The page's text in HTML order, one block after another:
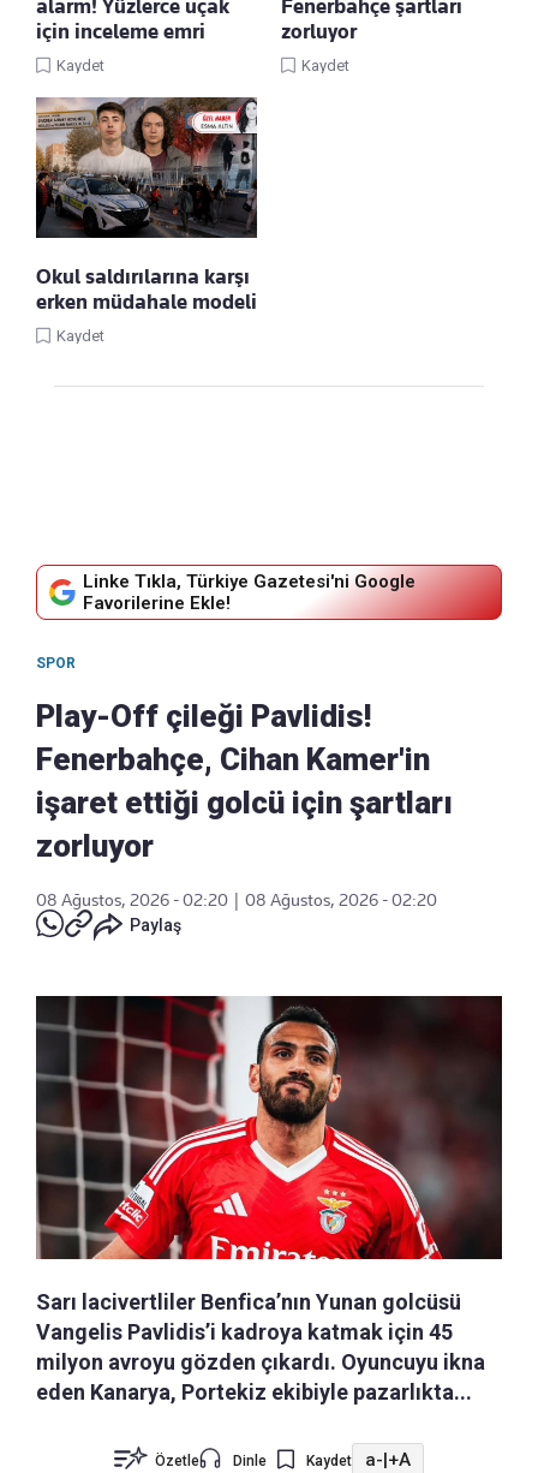
alarm! Yüzlerce uçak
için inceleme emri
Kaydet
Fenerbahçe şartları
zorluyor
Kaydet
Okul saldırılarına karşı
erken müdahale modeli
Kaydet
Linke Tıkla, Türkiye Gazetesi'ni Google
Favorilerine Ekle!
SPOR
Play-Off çileği Pavlidis!
Fenerbahçe, Cihan Kamer'in
işaret ettiği golcü için şartları
zorluyor
08 Ağustos, 2026 - 02:20
08 Ağustos, 2026 - 02:20
Paylaş
Sarı lacivertliler Benfica’nın Yunan golcüsü
Vangelis Pavlidis’i kadroya katmak için 45
milyon avroyu gözden çıkardı. Oyuncuyu ikna
eden Kanarya, Portekiz ekibiyle pazarlıkta...
Özetle Dinle Kaydet a-|+A